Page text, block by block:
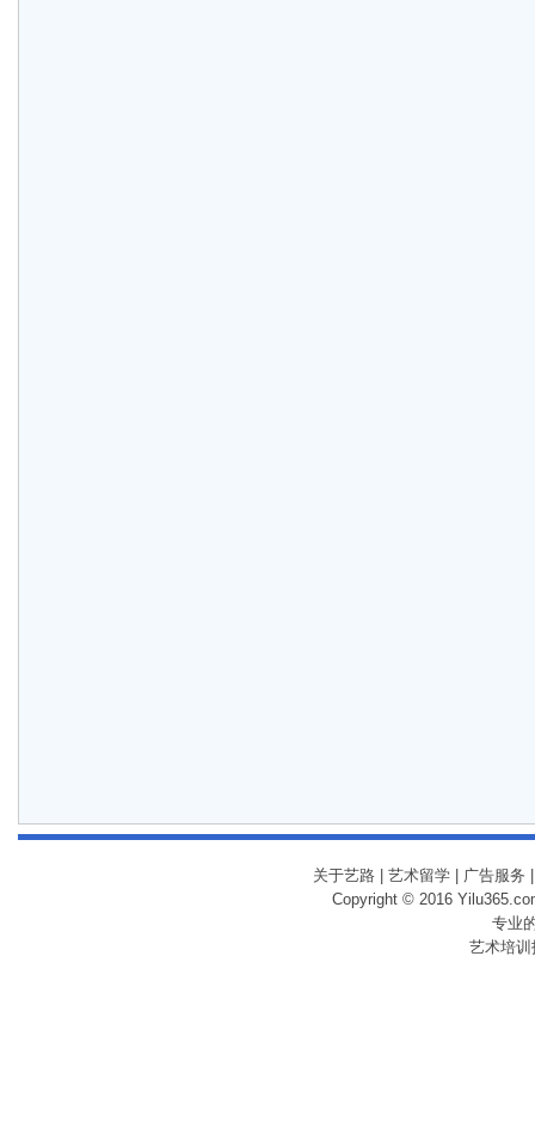
关于艺路 艺术留学 广告服务
Copyright © 2016
专业
艺术培